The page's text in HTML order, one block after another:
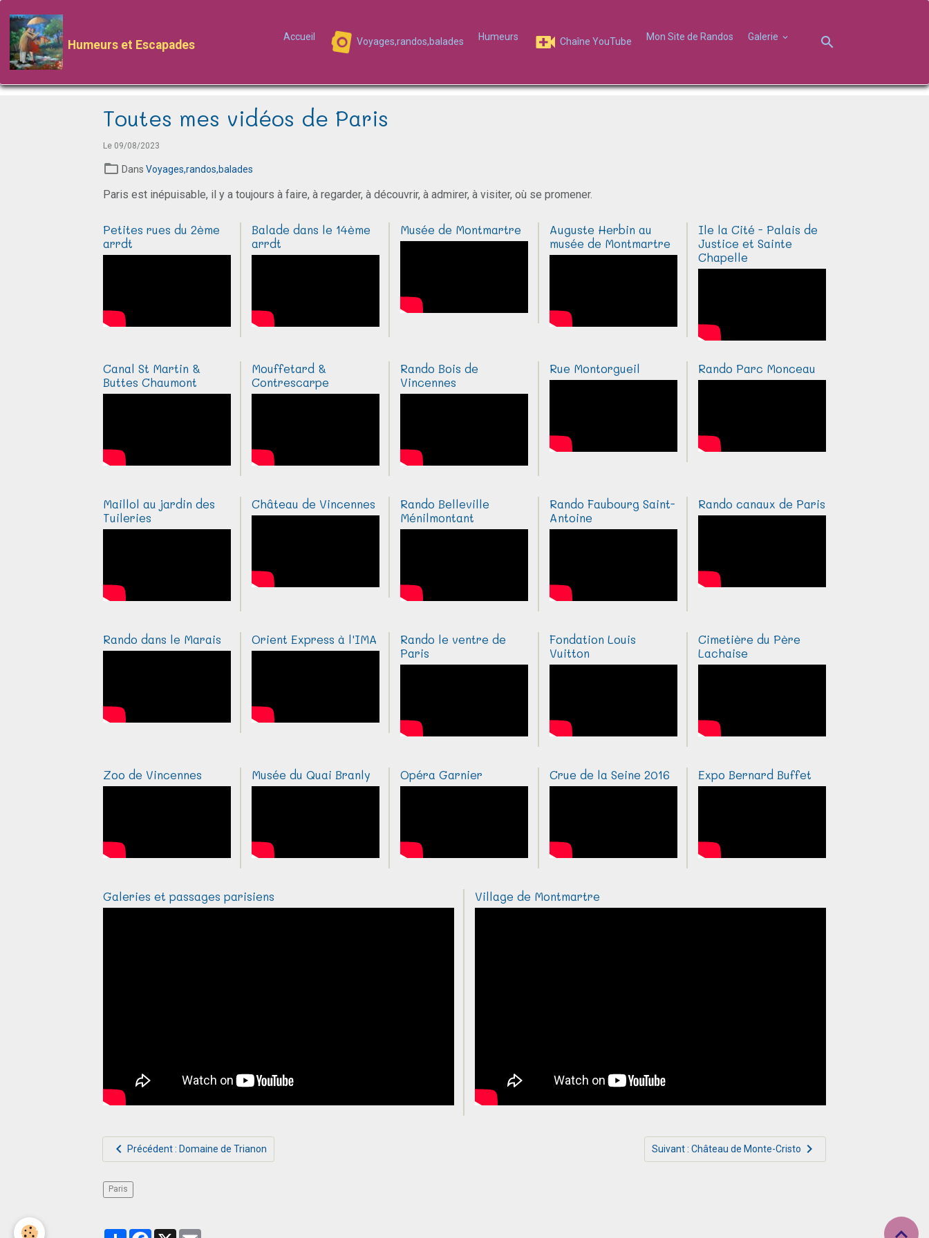
Humeurs et Escapades
Accueil Voyages,randos,balades Humeurs Chaîne YouTube Mon Site de Randos Galerie
Toutes mes vidéos de Paris
Le 09/08/2023
DansVoyages,randos,balades
Paris est inépuisable, il y a toujours à faire, à regarder, à découvrir, à admirer, à visiter, où se promener.
Petites rues du 2ème
arrdt
Balade dans le 14ème
arrdt
Musée de Montmartre
Auguste Herbin au
musée de Montmartre
Ile la Cité - Palais de
Justice et Sainte
Chapelle
Canal St Martin &
Buttes Chaumont
Mouffetard &
Contrescarpe
Rando Bois de
Vincennes
Rue Montorgueil Rando Parc Monceau
Maillol au jardin des
Tuileries
Château de Vincennes
Rando Belleville
Ménilmontant
Rando Faubourg Saint-
Antoine
Rando canaux de Paris
Rando dans le Marais Orient Express à l'IMA
Rando le ventre de
Paris
Fondation Louis
Vuitton
Cimetière du Père
Lachaise
Zoo de Vincennes Musée du Quai Branly Opéra Garnier Crue de la Seine 2016 Expo Bernard Buffet
Galeries et passages parisiens Village de Montmartre
Précédent : Domaine de Trianon Suivant : Château de Monte-Cristo
Paris
PartagerFacebook
X